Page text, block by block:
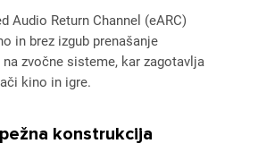
Audio Return Channel (eARC)
in brez izgub prenašanje
zvočne sisteme, kar zagotavlja
kino in igre.
konstrukcija